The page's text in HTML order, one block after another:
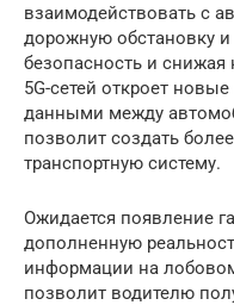
взаимодействовать с
дорожную обстановку
безопасность и снижая
5G-сетей откроет
данными между
позволит создать
транспортную систему.
Ожидается появление
дополненную
информации на
позволит водителю